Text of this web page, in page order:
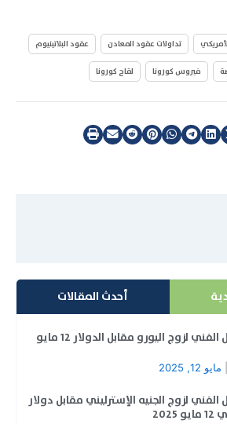
تداولات عقود المعادن عقود البلاتينيوم
فيروس كورونا لقاح كورونا
أحدث المقالات
التحليل الفني لزوج اليورو مقابل الدولار 12 مايو
مايو 12, 2025
الفني لزوج الجنيه الإسترليني مقابل دولار